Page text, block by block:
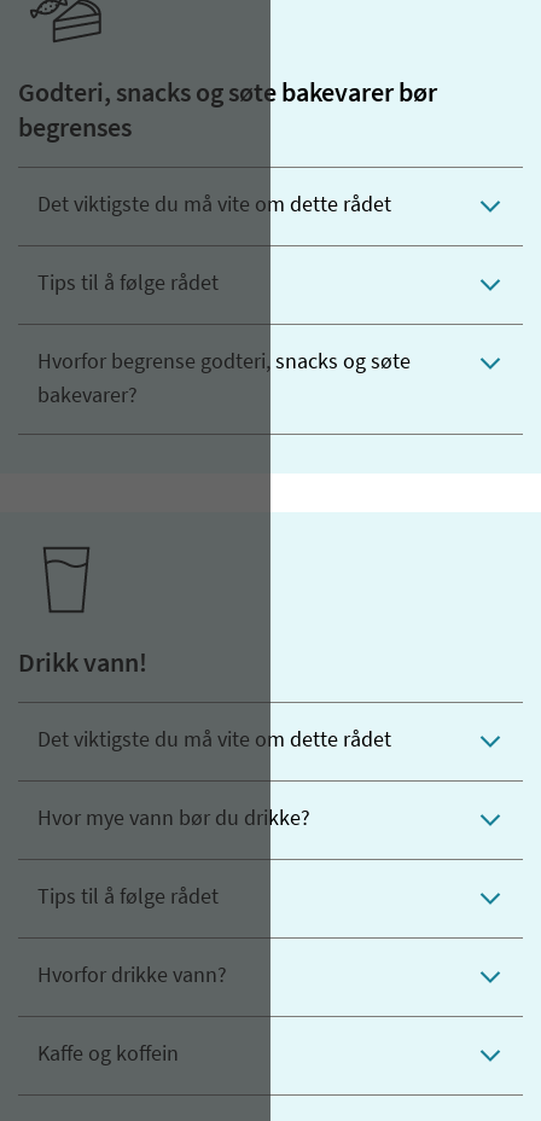
Godteri, snacks og søte bakevarer bør
begrenses
Det viktigste du må vite om dette rådet
Tips til å følge rådet
Hvorfor begrense godteri, snacks og søte
bakevarer?
Drikk vann!
Det viktigste du må vite om dette rådet
Hvor mye vann bør du drikke?
Tips til å følge rådet
Hvorfor drikke vann?
Kaffe og koffein